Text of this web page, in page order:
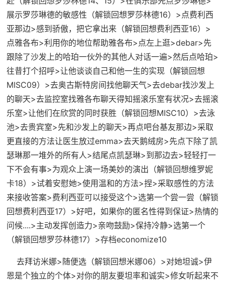
展示罗莎琳德的敏感性（解锁回想罗莎林德16）>点费利西
亚那边>感到骄傲，把它拿出来（解锁回想费利西亚16）>
点雅各布>利用你的地位帮助雅各布>点左上逛>debar>先
跟除了沙发上的哈珀一伙外的其他人对话一遍>然后点哈珀>
往昔打个招呼>让他谈谈自己和他一生的实现（解锁回想
MISC09）>去奥古斯特房间找他聊天气>去debar找沙发上
的聊天>去监控室找雅各布聊天得知摇滚乐室有状况>去摇滚
乐室>让他们在欣赏的同时获胜（解锁回想MISC10）>去泳
池>去贵宾室>先和沙发上的聊天>再点吧台基友那边>采取
更直接的方法让医生放过emma>去天鹅绒房>先点下除了凯
瑟琳那一堆外的所有人>结尾点凯瑟琳>到那边去>轻轻打一
下不会有事>为观众上演一场美妙的演出（解锁回想维罗妮
卡18）>试着安慰她>使用温和的方法>捏>采取感性的方法
来接收答案>费利西亚可以接受这个>选第一个尝一尝（解锁
回想费利西亚17）>好吧，如果你的匿名性得到保证>热情的
问候....>主动发挥创造力>亲吻鼓励>保持冷静>选第一个
（解锁回想罗莎林德17）>存档economize10
去拜访米娜>随便选（解锁回想米娜06）>对她坦诚>伊
恩是个独立的个体>对你的朋友要坦率和诚实>修女听起来不